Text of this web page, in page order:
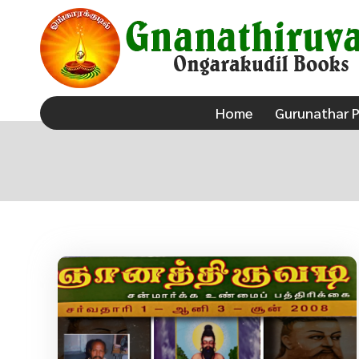
Gnanathiruvadi Ongarakudil Books – Tamil Spiritual
ongarakudil sri agathiar sanmarga sangam
Home Gurunathar